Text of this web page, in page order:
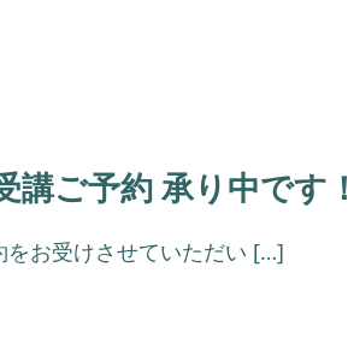
ご予約 承り中です！
をお受けさせていただい […]